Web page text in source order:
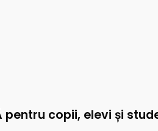
pentru copii, elevi și